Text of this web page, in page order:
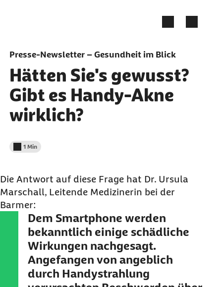
Presse-Newsletter – Gesundheit im Blick
Hätten Sie's gewusst?
Gibt es Handy-Akne
wirklich?
Lesedauer weniger als
1 Min
Die Antwort auf diese Frage hat Dr. Ursula
Marschall, Leitende Medizinerin bei der
Barmer:
Dem Smartphone werden
bekanntlich einige schädliche
Wirkungen nachgesagt.
Angefangen von angeblich
durch Handystrahlung